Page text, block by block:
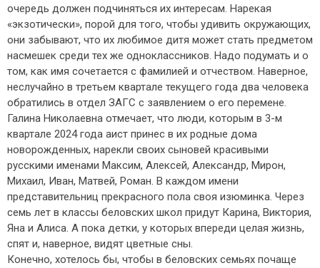
очередь должен подчиняться их интересам. Нарекая
«экзотически», порой для того, чтобы удивить окружающих,
они забывают, что их любимое дитя может стать предметом
насмешек среди тех же одноклассников. Надо подумать и о
том, как имя сочетается с фамилией и отчеством. Наверное,
неслучайно в третьем квартале текущего года два человека
обратились в отдел ЗАГС с заявлением о его перемене.
Галина Николаевна отмечает, что люди, которым в 3-м
квартале 2024 года аист принес в их родные дома
новорожденных, нарекли своих сыновей красивыми
русскими именами Максим, Алексей, Александр, Мирон,
Михаил, Иван, Матвей, Роман. В каждом имени
представительниц прекрасного пола своя изюминка. Через
семь лет в классы беловских школ придут Карина, Виктория,
Яна и Алиса. А пока детки, у которых впереди целая жизнь,
спят и, наверное, видят цветные сны.
Конечно, хотелось бы, чтобы в беловских семьях почаще